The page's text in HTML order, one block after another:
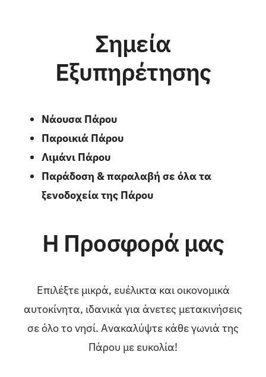
Σημεία
Εξυπηρέτησης
Νάουσα Πάρου
Παροικιά Πάρου
Λιμάνι Πάρου
Παράδοση & παραλαβή σε όλα τα
ξενοδοχεία της Πάρου
Η Προσφορά μας
Επιλέξτε μικρά, ευέλικτα και οικονομικά
αυτοκίνητα, ιδανικά για άνετες μετακινήσεις
σε όλο το νησί. Ανακαλύψτε κάθε γωνιά της
Πάρου με ευκολία!